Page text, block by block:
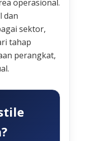
operasional.
dan
sektor,
tahap
perangkat,